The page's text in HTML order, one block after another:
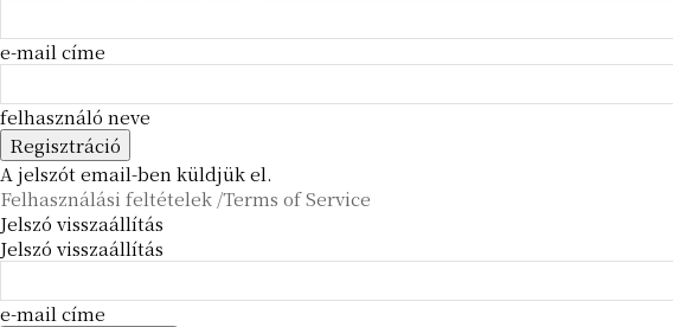
e-mail címe
felhasználó neve
A jelszót email-ben küldjük el.
Felhasználási feltételek /Terms of Service
Jelszó visszaállítás
Jelszó visszaállítás
e-mail címe